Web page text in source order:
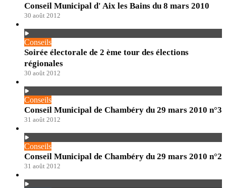
Conseil Municipal d' Aix les Bains du 8 mars 2010
30 août 2012
Conseils
Soirée électorale de 2 ème tour des élections
régionales
30 août 2012
Conseils
Conseil Municipal de Chambéry du 29 mars 2010 n°3
31 août 2012
Conseils
Conseil Municipal de Chambéry du 29 mars 2010 n°2
31 août 2012